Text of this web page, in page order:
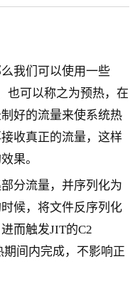
我们可以使用一些
也可以称之为预热，在
好的流量来使系统热
收真正的流量，这样
果。
分流量，并序列化为
候，将文件反序列化
而触发JIT的C2
期间内完成，不影响正